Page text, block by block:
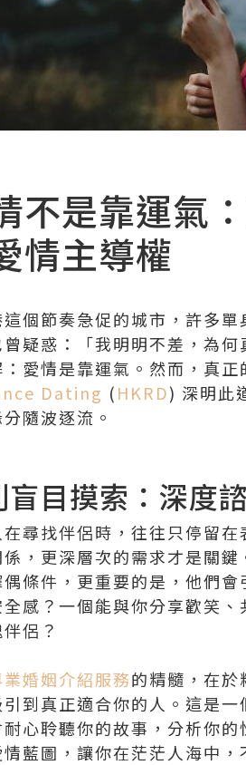
不是靠運氣
情主導權
這個節奏急促的城市，許多
曾疑惑：「我明明不差，為
愛情是靠運氣。然而，真
Dating (HKRD) 深明此
隨波逐流。
盲目摸索：深度
尋找伴侶時，往往只停留
係，更深層次的需求才是關
條件，更重要的是，他們
感？一個能與你分享歡笑
侶？
業婚姻介紹服務的精髓，在於
引到真正適合你的人。這是
耐心聆聽你的故事，分析你
藍圖，讓你在茫茫人海中，